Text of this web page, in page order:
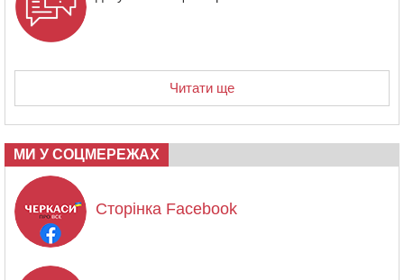
Читати ще
МИ У СОЦМЕРЕЖАХ
Сторінка Facebook